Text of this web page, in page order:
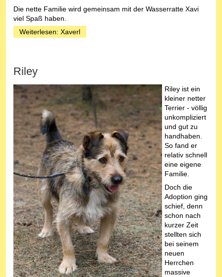
Die nette Familie wird gemeinsam mit der Wasserratte Xavi
viel Spaß haben.
Weiterlesen: Xaverl
Riley
Riley ist ein
kleiner netter
Terrier - völlig
unkompliziert
und gut zu
handhaben.
So fand er
relativ schnell
eine eigene
Familie.
Doch die
Adoption ging
schief, denn
schon nach
kurzer Zeit
stellten sich
bei seinem
neuen
Herrchen
massive